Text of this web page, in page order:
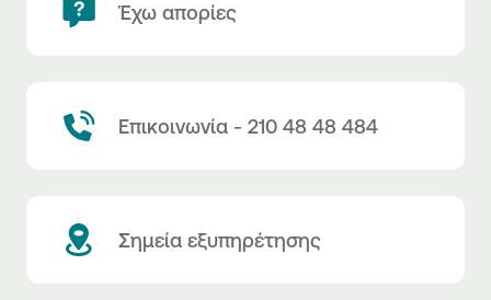
Έχω απορίες
Επικοινωνία - 210 48 48 484
Σημεία εξυπηρέτησης